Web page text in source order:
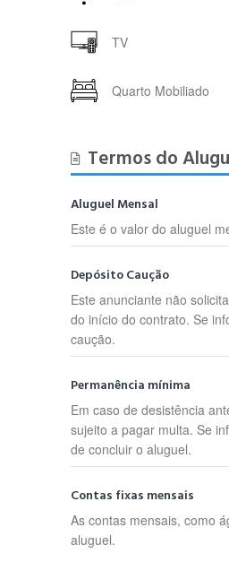
TV
Quarto Mobiliado
Termos do
Aluguel Mensal
Este é o valor do aluguel
Depósito Caução
Este anunciante não
do início do contrato. Se
caução.
Permanência mínima
Em caso de desistência
sujeito a pagar multa. Se
de concluir o aluguel.
Contas fixas mensais
As contas mensais, como
aluguel.